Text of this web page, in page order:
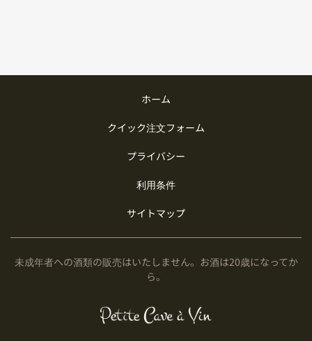
ホーム
クイック注文フォーム
プライバシー
利用条件
サイトマップ
未成年者への酒類の販売はいたしません。お酒は20歳になってか
ら。